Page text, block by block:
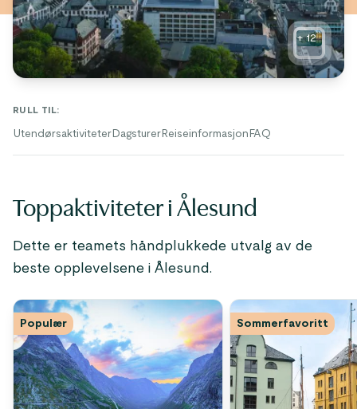
+12
RULL TIL:
Utendørsaktiviteter Dagsturer Reiseinformasjon FAQ
Toppaktiviteter i Ålesund
Dette er teamets håndplukkede utvalg av de
beste opplevelsene i Ålesund.
Populær Sommerfavoritt